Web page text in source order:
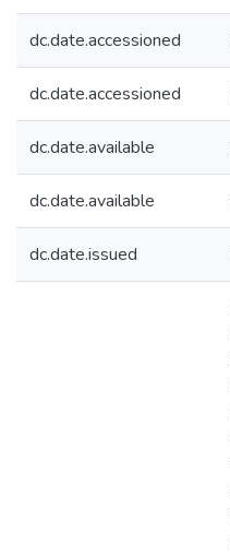
dc.date.accessioned
dc.date.accessioned
dc.date.available
dc.date.available
dc.date.issued